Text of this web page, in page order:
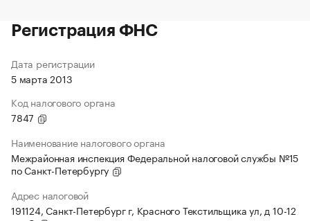
Регистрация ФНС
Дата регистрации
5 марта 2013
Код налогового органа
7847
Наименование налогового органа
Межрайонная инспекция Федеральной налоговой службы №15
по Санкт-Петербургу
Адрес налоговой
191124, Санкт-Петербург г, Красного Текстильщика ул, д 10-12